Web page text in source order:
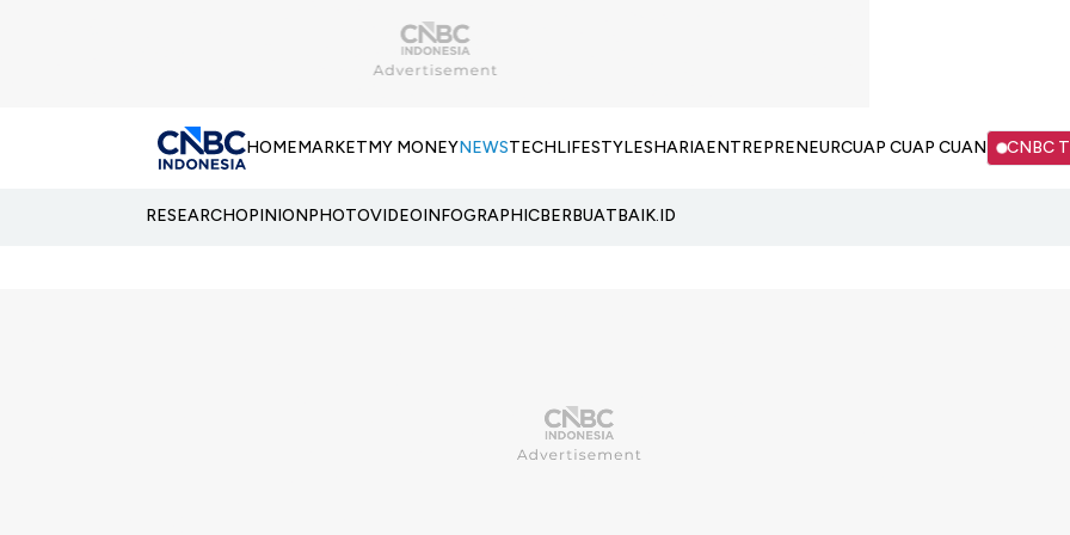
HOMEMARKETMY MONEYNEWSTECHLIFESTYLESHARIAENTREPRENEURCUAP CUAP CUAN CNBC
RESEARCHOPINIONPHOTOVIDEOINFOGRAPHICBERBUATBAIK.ID